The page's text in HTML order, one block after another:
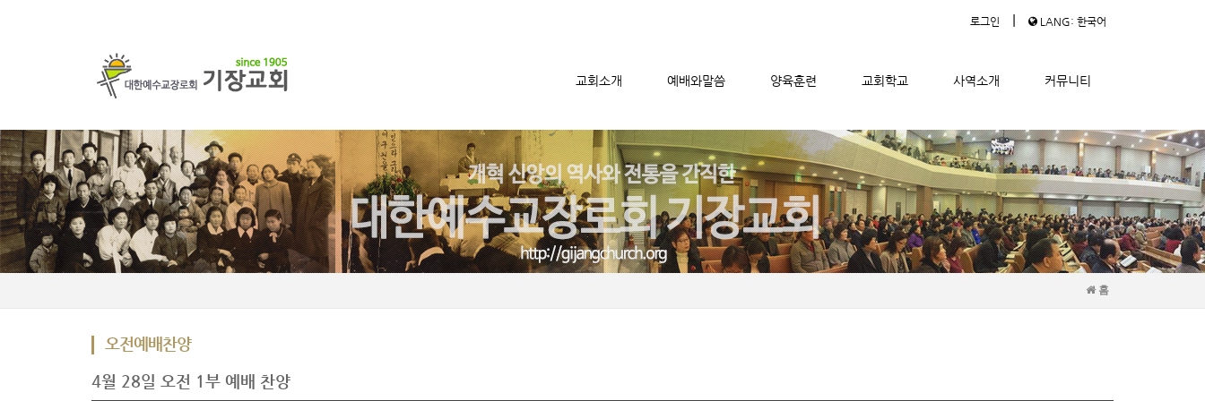
로그인 | LANG: 한국어
교회소개 예배와말씀 양육훈련 교회학교 사역소개 커뮤니티
메뉴 건너뛰기
홈
오전예배찬양
4월 28일 오전 1부 예배 찬양